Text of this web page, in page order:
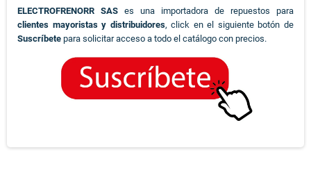
ELECTROFRENORR SAS es una importadora de repuestos para
clientes mayoristas y distribuidores, click en el siguiente botón de
Suscríbete para solicitar acceso a todo el catálogo con precios.